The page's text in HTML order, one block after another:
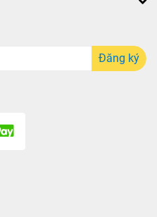
Đăng ký